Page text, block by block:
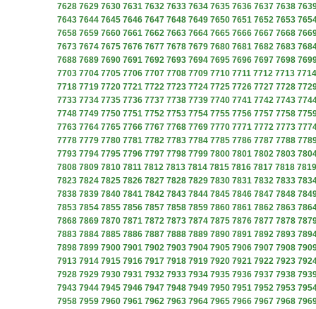
7628 7629 7630 7631 7632 7633 7634 7635 7636 7637 7638
7643 7644 7645 7646 7647 7648 7649 7650 7651 7652 7653
7658 7659 7660 7661 7662 7663 7664 7665 7666 7667 7668
7673 7674 7675 7676 7677 7678 7679 7680 7681 7682 7683
7688 7689 7690 7691 7692 7693 7694 7695 7696 7697 7698
7703 7704 7705 7706 7707 7708 7709 7710 7711 7712 7713 7714
7718 7719 7720 7721 7722 7723 7724 7725 7726 7727 7728
7733 7734 7735 7736 7737 7738 7739 7740 7741 7742 7743
7748 7749 7750 7751 7752 7753 7754 7755 7756 7757 7758
7763 7764 7765 7766 7767 7768 7769 7770 7771 7772 7773
7778 7779 7780 7781 7782 7783 7784 7785 7786 7787 7788
7793 7794 7795 7796 7797 7798 7799 7800 7801 7802 7803
7808 7809 7810 7811 7812 7813 7814 7815 7816 7817 7818 7819
7823 7824 7825 7826 7827 7828 7829 7830 7831 7832 7833
7838 7839 7840 7841 7842 7843 7844 7845 7846 7847 7848
7853 7854 7855 7856 7857 7858 7859 7860 7861 7862 7863
7868 7869 7870 7871 7872 7873 7874 7875 7876 7877 7878
7883 7884 7885 7886 7887 7888 7889 7890 7891 7892 7893
7898 7899 7900 7901 7902 7903 7904 7905 7906 7907 7908
7913 7914 7915 7916 7917 7918 7919 7920 7921 7922 7923
7928 7929 7930 7931 7932 7933 7934 7935 7936 7937 7938
7943 7944 7945 7946 7947 7948 7949 7950 7951 7952 7953
7958 7959 7960 7961 7962 7963 7964 7965 7966 7967 7968